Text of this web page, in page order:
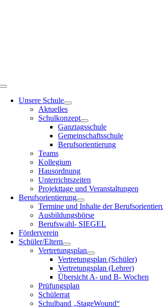
Toggle
NavigationUnsere Schule
Aktuelles
Schulkonzept
Ganztagsschule
Gemeinschaftsschule
Berufsorientierung
Teams
Kollegium
Hausordnung
Unterrichtszeiten
Projekttage und Veranstaltungen
Berufsorientierung
Termine und Inhalte der
Ausbildungsbörse
Berufswahl- SIEGEL
Förderverein
Schüler/Eltern
Vertretungsplan
Vertretungsplan (Schüler)
Vertretungsplan (Lehrer)
Übersicht A- und B- Wochen
Prüfungsplan
Schülerrat
Schulband „StageWound“